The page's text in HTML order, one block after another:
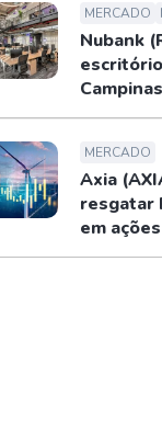
MERCADO
Nubank
Campinas
MERCADO
Axia
resgatar
em